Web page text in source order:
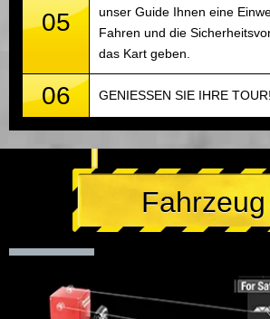
05
unser Guide Ihnen eine
Fahren und die
das Kart geben.
06 GENIESSEN SIE IHRE TOUR!
Fahrzeug